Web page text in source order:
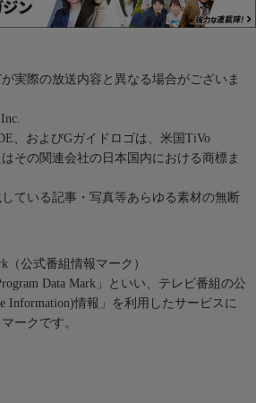
実際の放送内容と異なる場合がございま
、およびGガイドロゴは、米国TiVo
その関連会社の日本国内における商標ま
ている記事・写真等あらゆる素材の無断
（公式番組情報マーク）
Data Mark」といい、テレビ番組の公
Information)情報」を利用したサービスに
ークです。